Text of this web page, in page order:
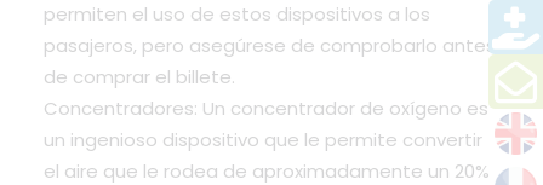
permiten el uso de estos dispositivos a los
pasajeros, pero asegúrese de comprobarlo antes
de comprar el billete.
Concentradores: Un concentrador de oxígeno es
un ingenioso dispositivo que le permite convertir
el aire que le rodea de aproximadamente un 20%